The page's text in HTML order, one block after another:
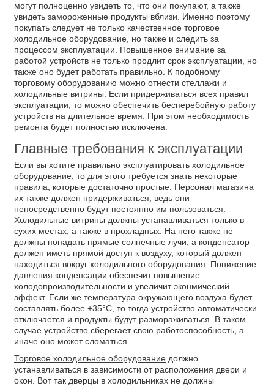
могут полноценно увидеть то, что они покупают, а также
увидеть замороженные продукты вблизи. Именно поэтому
покупать следует не только качественное торговое
холодильное оборудование, но также и следить за
процессом эксплуатации. Повышенное внимание за
работой устройств не только продлит срок эксплуатации, но
также оно будет работать правильно. К подобному
торговому оборудованию можно отнести стеллажи и
холодильные витрины. Если придерживаться всех правил
эксплуатации, то можно обеспечить бесперебойную работу
устройств на длительное время. При этом необходимость
ремонта будет полностью исключена.
Главные требования к эксплуатации
Если вы хотите правильно эксплуатировать холодильное
оборудование, то для этого требуется знать некоторые
правила, которые достаточно простые. Персонал магазина
их также должен придерживаться, ведь они
непосредственно будут постоянно им пользоваться.
Холодильные витрины должны устанавливаться только в
сухих местах, а также в прохладных. На него также не
должны попадать прямые солнечные лучи, а конденсатор
должен иметь прямой доступ к воздуху, который должен
находиться вокруг холодильного оборудования. Понижение
давления конденсации обеспечит повышение
холодопроизводительности и увеличит эконмический
эффект. Если же температура окружающего воздуха будет
составлять более +35°С, то тогда устройство автоматически
отключается и продукты будут размораживаться. В таком
случае устройство сберегает свою работоспособность, а
иначе оно может сломаться.
Торговое холодильное оборудование должно
устанавливаться в зависимости от расположения двери и
окон. Вот так дверцы в холодильниках не должны